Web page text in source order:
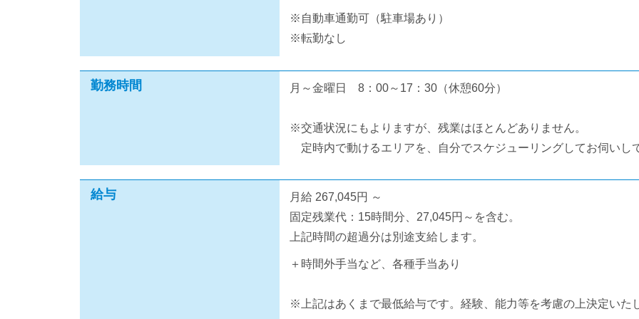
※自動車通勤可（駐車場あり）
※転勤なし
勤務時間 月～金曜日 8：00～17：30（休憩60分）
※交通状況にもよりますが、残業はほとんどありません。
定時内で動けるエリアを、自分でスケジューリングしてお伺いし
給与
月給 267,045円 ～
固定残業代：15時間分、27,045円～を含む。
上記時間の超過分は別途支給します。
＋時間外手当など、各種手当あり
※上記はあくまで最低給与です。経験、能力等を考慮の上決定いた